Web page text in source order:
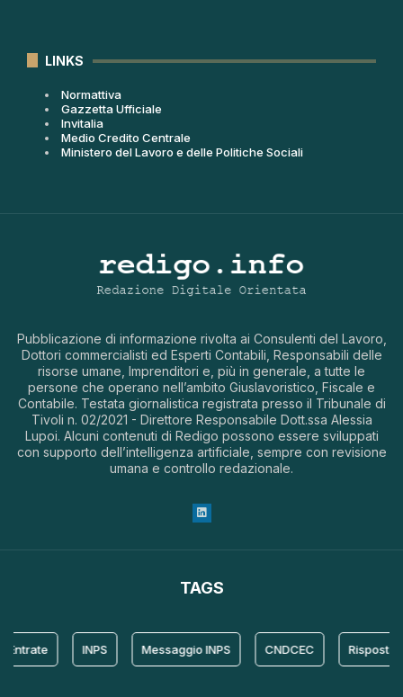
LINKS
Normattiva
Gazzetta Ufficiale
Invitalia
Medio Credito Centrale
Ministero del Lavoro e delle Politiche Sociali
Pubblicazione di informazione rivolta ai Consulenti del Lavoro,
Dottori commercialisti ed Esperti Contabili, Responsabili delle
risorse umane, Imprenditori e, più in generale, a tutte le
persone che operano nell’ambito Giuslavoristico, Fiscale e
Contabile. Testata giornalistica registrata presso il Tribunale di
Tivoli n. 02/2021 - Direttore Responsabile Dott.ssa Alessia
Lupoi. Alcuni contenuti di Redigo possono essere sviluppati
con supporto dell’intelligenza artificiale, sempre con revisione
umana e controllo redazionale.
TAGS
Messaggio INPS CNDCEC Risposta